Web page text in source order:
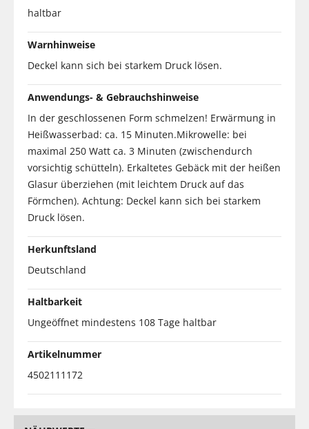
haltbar
Warnhinweise
Deckel kann sich bei starkem Druck lösen.
Anwendungs- & Gebrauchshinweise
In der geschlossenen Form schmelzen! Erwärmung in
Heißwasserbad: ca. 15 Minuten.Mikrowelle: bei
maximal 250 Watt ca. 3 Minuten (zwischendurch
vorsichtig schütteln). Erkaltetes Gebäck mit der heißen
Glasur überziehen (mit leichtem Druck auf das
Förmchen). Achtung: Deckel kann sich bei starkem
Druck lösen.
Herkunftsland
Deutschland
Haltbarkeit
Ungeöffnet mindestens 108 Tage haltbar
Artikelnummer
4502111172